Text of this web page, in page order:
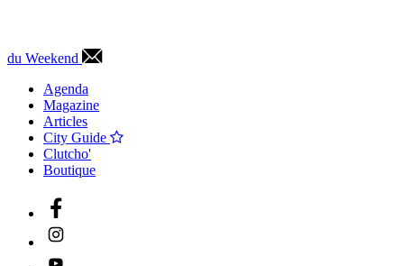
du Weekend
Agenda
Magazine
Articles
City Guide
Clutcho'
Boutique